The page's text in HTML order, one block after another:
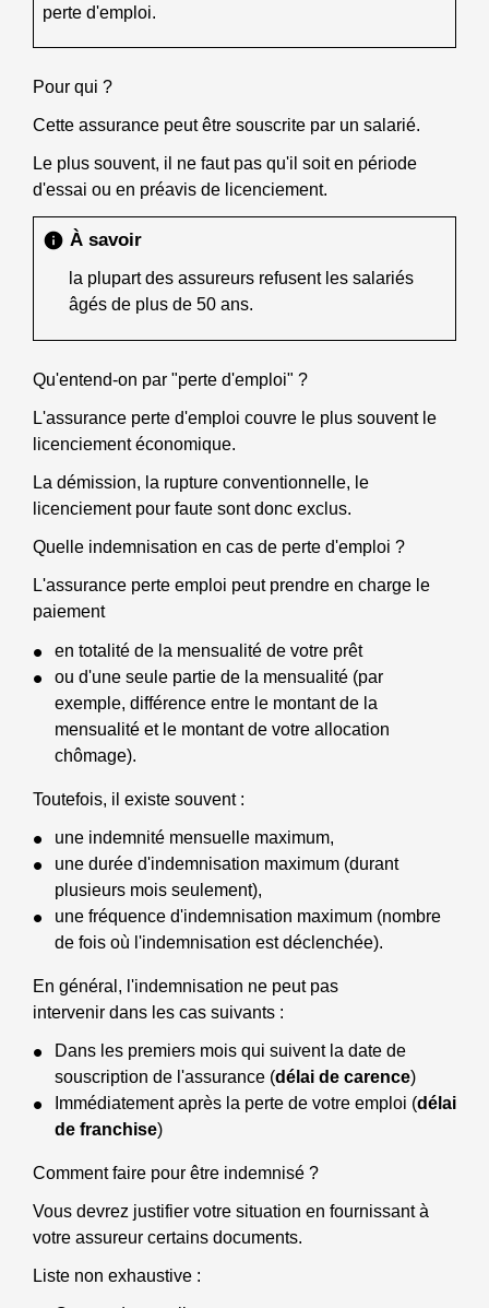
perte d'emploi.
Pour qui ?
Cette assurance peut être souscrite par un salarié.
Le plus souvent, il ne faut pas qu'il soit en période
d'essai ou en préavis de licenciement.
info À savoir
la plupart des assureurs refusent les salariés
âgés de plus de 50 ans.
Qu'entend-on par "perte d'emploi" ?
L'assurance perte d'emploi couvre le plus souvent le
licenciement économique.
La démission, la rupture conventionnelle, le
licenciement pour faute sont donc exclus.
Quelle indemnisation en cas de perte d'emploi ?
L'assurance perte emploi peut prendre en charge le
paiement
en totalité de la mensualité de votre prêt
ou d'une seule partie de la mensualité (par
exemple, différence entre le montant de la
mensualité et le montant de votre allocation
chômage).
Toutefois, il existe souvent :
une indemnité mensuelle maximum,
une durée d'indemnisation maximum (durant
plusieurs mois seulement),
une fréquence d'indemnisation maximum (nombre
de fois où l'indemnisation est déclenchée).
En général, l'indemnisation ne peut pas
intervenir dans les cas suivants :
Dans les premiers mois qui suivent la date de
souscription de l'assurance (délai de carence)
Immédiatement après la perte de votre emploi (délai
de franchise)
Comment faire pour être indemnisé ?
Vous devrez justifier votre situation en fournissant à
votre assureur certains documents.
Liste non exhaustive :